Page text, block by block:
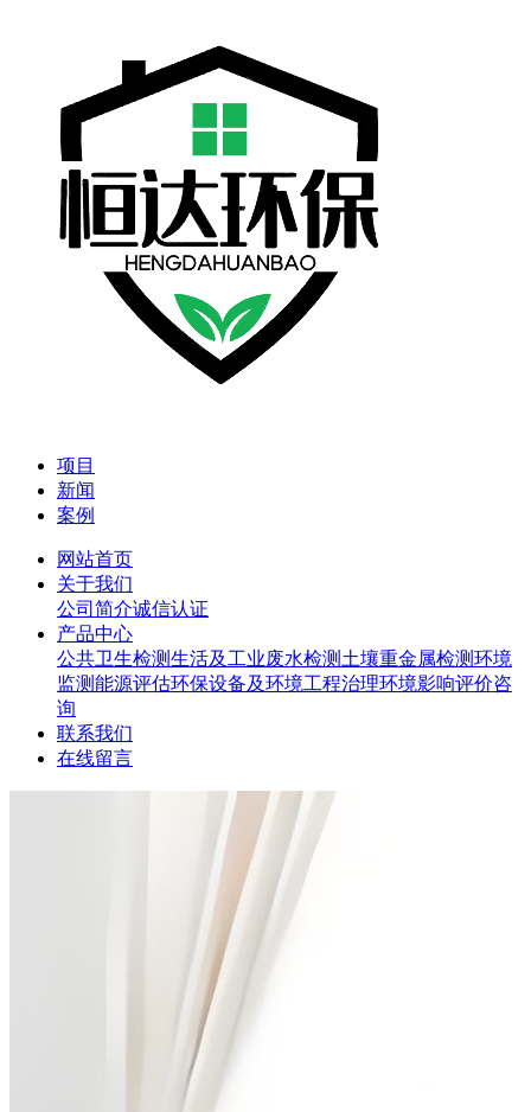
项目
新闻
案例
网站首页
关于我们
公司简介诚信认证
产品中心
公共卫生检测生活及工业废水检测 土壤重金属检测环境
监测能源评估环保设备及环境工程治理环境影响评价咨
询
联系我们
在线留言